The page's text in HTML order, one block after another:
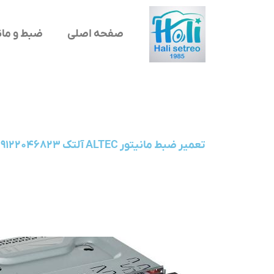
صفحه اصلی ضبط و
تعمیر ضبط مانیتور ALTEC آلتک ۰۹۱۲۲۰۴۶۸۲۳